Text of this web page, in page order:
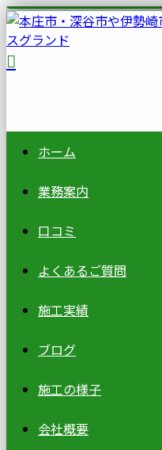
ホーム
業務案内
口コミ
よくあるご質問
施工実績
ブログ
施工の様子
会社概要